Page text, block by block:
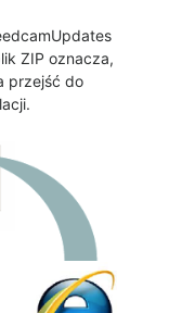
ZIP oznacza,
przejść do